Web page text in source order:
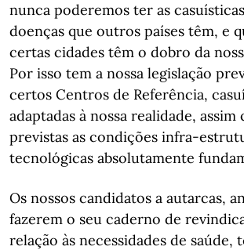
nunca poderemos ter as
doenças que outros países têm, e
certas cidades têm o dobro da
Por isso tem a nossa legislação
certos Centros de Referência,
adaptadas à nossa realidade,
previstas as condições infra-
tecnológicas absolutamente
Os nossos candidatos a autarcas,
fazerem o seu caderno de
relação às necessidades de saúde,